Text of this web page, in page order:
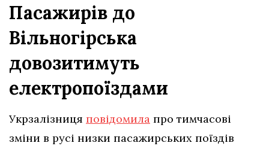
Пасажирів до
Вільногірська
довозитимуть
електропоїздами
Укрзалізниця повідомила про тимчасові
зміни в русі низки пасажирських поїздів